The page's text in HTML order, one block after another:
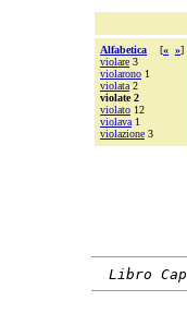
Alfabetica [« »]
violare 3
violarono 1
violata 2
violate 2
violato 12
violava 1
violazione 3
Libro